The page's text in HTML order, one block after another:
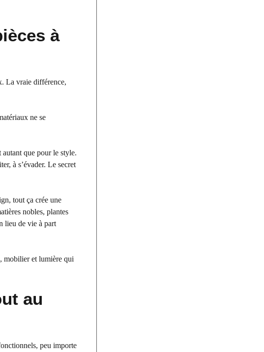
à
La vraie différence,
ne se
que pour le style.
à s’évader. Le secret
tout ça crée une
nobles, plantes
lieu de vie à part
mobilier et lumière qui
au
peu importe